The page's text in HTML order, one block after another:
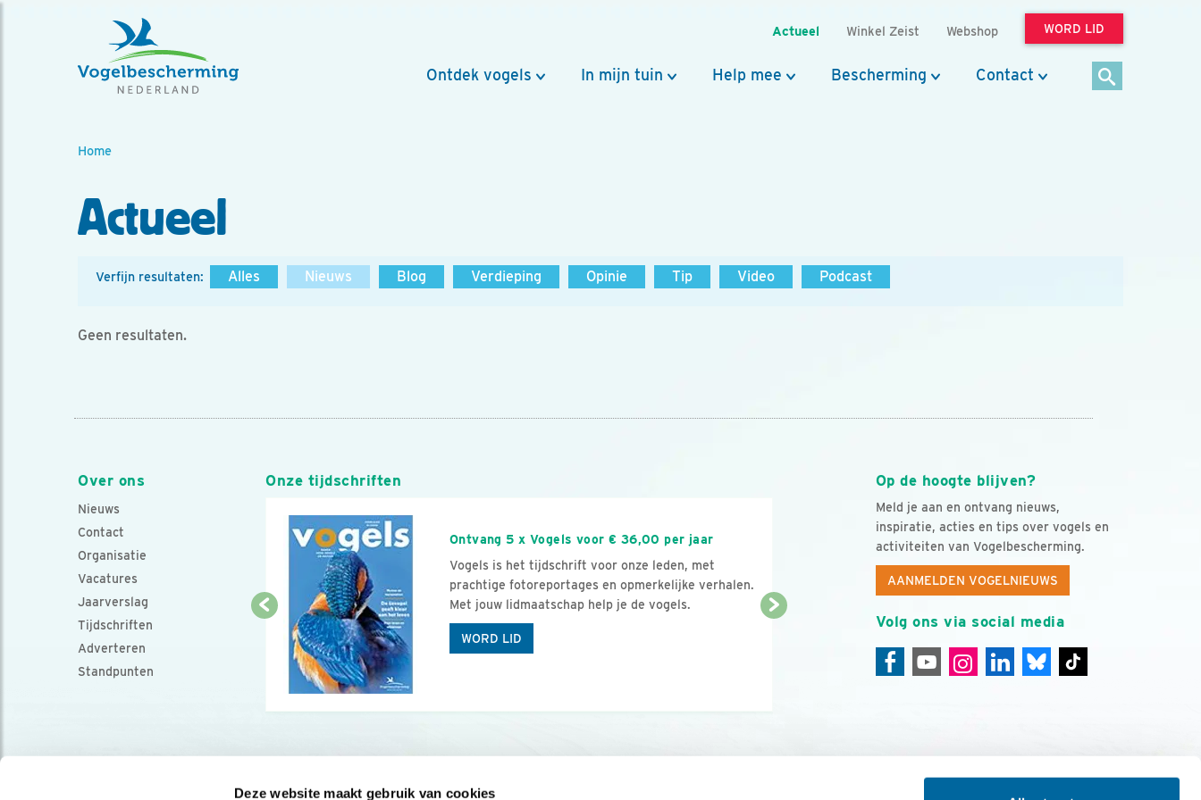
Deze website maakt gebruik van cookies
Actueel Winkel Zeist Webshop WORD LID
Ontdek vogels In mijn tuin Help mee Bescherming Contact
Home
Actueel
Verfijn resultaten: Alles Nieuws Blog Verdieping Opinie Tip Video Podcast
Geen resultaten.
Over ons
Nieuws
Contact
Organisatie
Vacatures
Jaarverslag
Tijdschriften
Adverteren
Standpunten
Op de hoogte blijven?
Meld je aan en ontvang nieuws,
inspiratie, acties en tips over vogels en
activiteiten van Vogelbescherming.
AANMELDEN VOGELNIEUWS
Volg ons via social media
Onze tijdschriften
Ontvang 5 x Vogels voor € 36,00 per jaar
Vogels is het tijdschrift voor onze leden, met
prachtige fotoreportages en opmerkelijke verhalen.
Met jouw lidmaatschap help je de vogels.
WORD LID